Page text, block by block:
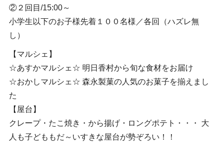
②２回目/15:00～
小学生以下のお子様先着１００名様／各回（ハズレ無
し）
【マルシェ】
☆あすかマルシェ☆ 明日香村から旬な食材をお届け
☆おかしマルシェ☆ 森永製菓の人気のお菓子を揃えまし
た
【屋台】
クレープ・たこ焼き・から揚げ・ロングポテト・・・ 大
人も子どももだ～いすきな屋台が勢ぞろい！！